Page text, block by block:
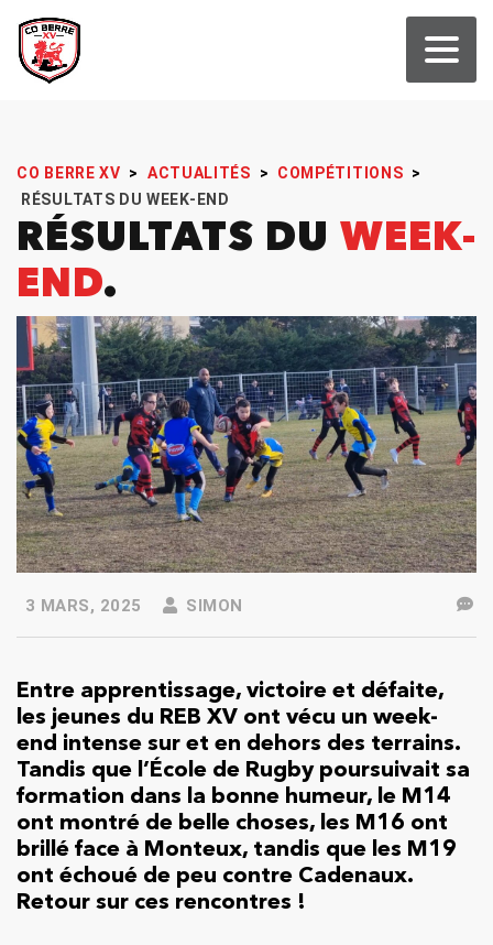
CO BERRE XV > ACTUALITÉS > COMPÉTITIONS >
RÉSULTATS DU WEEK-END
RÉSULTATS DU WEEK-
END
3 MARS, 2025 SIMON
Entre apprentissage, victoire et défaite,
les jeunes du REB XV ont vécu un week-
end intense sur et en dehors des terrains.
Tandis que l’École de Rugby poursuivait sa
formation dans la bonne humeur, le M14
ont montré de belle choses, les M16 ont
brillé face à Monteux, tandis que les M19
ont échoué de peu contre Cadenaux.
Retour sur ces rencontres !